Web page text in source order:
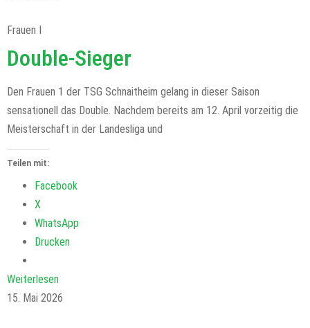
Frauen I
Double-Sieger
Den Frauen 1 der TSG Schnaitheim gelang in dieser Saison
sensationell das Double. Nachdem bereits am 12. April vorzeitig die
Meisterschaft in der Landesliga und
Teilen mit:
Facebook
X
WhatsApp
Drucken
Weiterlesen
15. Mai 2026